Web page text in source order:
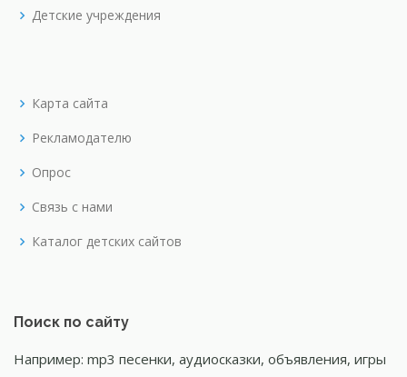
Детские учреждения
Карта сайта
Рекламодателю
Опрос
Связь с нами
Каталог детских сайтов
Поиск по сайту
Например: mp3 песенки, аудиосказки, объявления, игры